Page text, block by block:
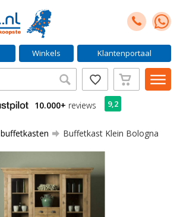
Winkels Klantenportaal
10.000+ reviews 9,2
buffetkasten Buffetkast Klein Bologna